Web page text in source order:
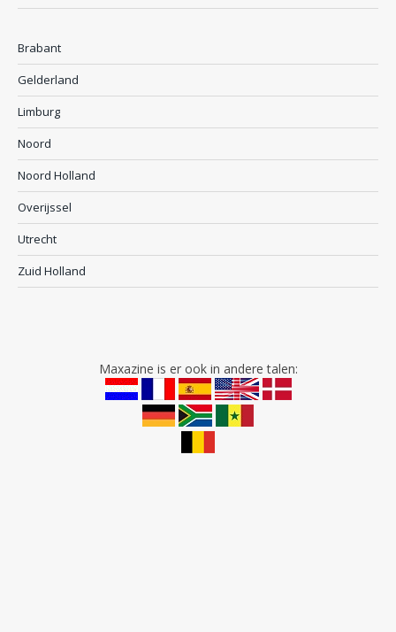
Brabant
Gelderland
Limburg
Noord
Noord Holland
Overijssel
Utrecht
Zuid Holland
Maxazine is er ook in andere talen: